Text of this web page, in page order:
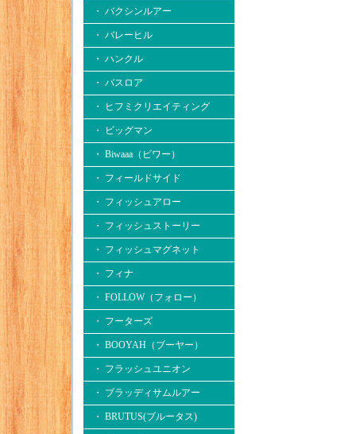
・ バクシンルアー
・ バレーヒル
・ ハンクル
・ バスロア
・ ヒフミクリエイティング
・ ビッグマン
・ Biwaaa（ビワー）
・ フィールドサイド
・ フィッシュアロー
・ フィッシュストーリー
・ フィッシュマグネット
・ フィナ
・ FOLLOW（フォロー）
・ フーターズ
・ BOOYAH（ブーヤー）
・ フラッシュユニオン
・ ブラッディサムルアー
・ BRUTUS(ブルータス)